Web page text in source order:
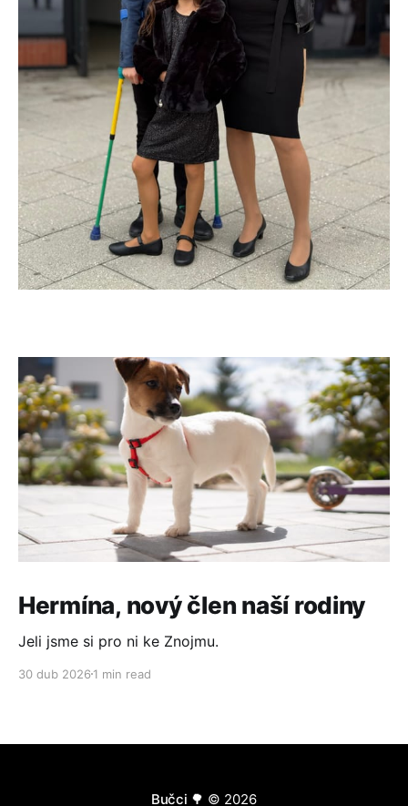
Hermína, nový člen naší rodiny
Jeli jsme si pro ni ke Znojmu.
30 dub 2026 1 min read
Bučci 🌳 © 2026